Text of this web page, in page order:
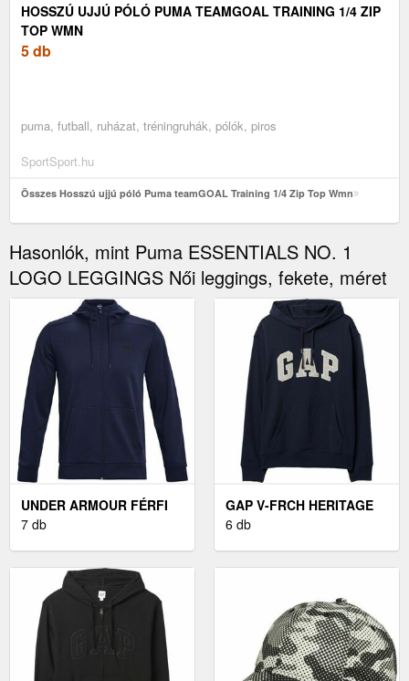
HOSSZÚ UJJÚ PÓLÓ PUMA TEAMGOAL TRAINING 1/4 ZIP
TOP WMN
5 db
puma, futball, ruházat, tréningruhák, pólók, piros
SportSport.hu
Összes Hosszú ujjú póló Puma teamGOAL Training 1/4 Zip Top Wmn
Hasonlók, mint Puma ESSENTIALS NO. 1
LOGO LEGGINGS Női leggings, fekete, méret
UNDER ARMOUR FÉRFI
PULÓVER FÉRFI
7 db
GAP V-FRCH HERITAGE
LOGO FÉRFI PULÓVER,
6 db